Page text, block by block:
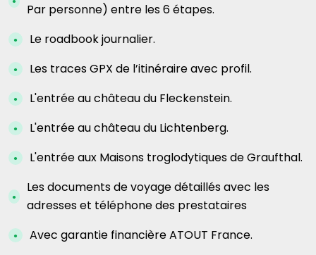
Par personne) entre les 6 étapes.
Le roadbook journalier.
Les traces GPX de l’itinéraire avec profil.
L'entrée au château du Fleckenstein.
L'entrée au château du Lichtenberg.
L'entrée aux Maisons troglodytiques de Graufthal.
Les documents de voyage détaillés avec les
adresses et téléphone des prestataires
Avec garantie financière ATOUT France.